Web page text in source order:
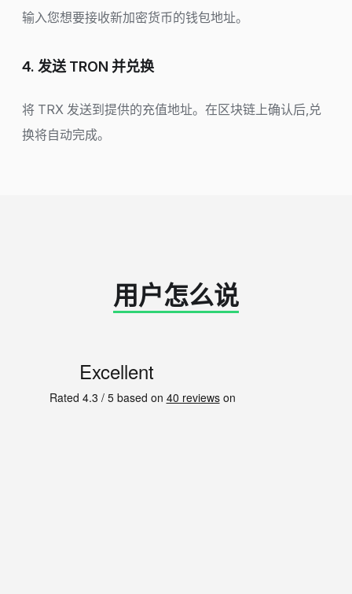
输入您想要接收新加密货币的钱包地址。
4. 发送 TRON 并兑换
将 TRX 发送到提供的充值地址。在区块链上确认后,兑
换将自动完成。
用户怎么说